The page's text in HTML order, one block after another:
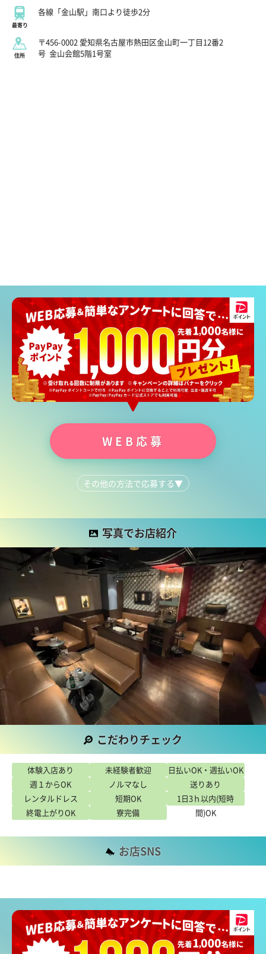
最寄り
各線「金山駅」南口より徒歩2分
住所
〒456-0002 愛知県名古屋市熱田区金山町一丁目12番2
号金山会館5階1号室
WEB応募
その他の方法で応募する▼
写真でお店紹介
こだわりチェック
こだわり体験入店あり 未経験者歓迎
日払いOK・週払いOK
週１からOK
ノルマなし
送りあり
レンタルドレス
短期OK
1日3ｈ以内(短時
間)OK
終電上がりOK 寮完備
お店SNS